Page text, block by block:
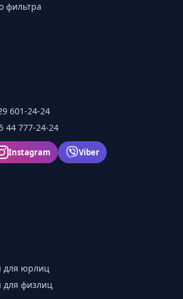
фильтра
601-24-24
44 777-24-24
Instagram Viber
для юрлиц
для физлиц